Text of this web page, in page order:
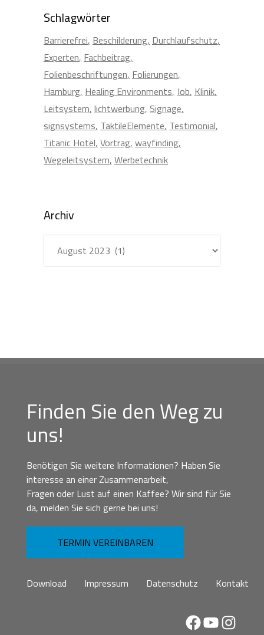
Schlagwörter
Barrierefrei Beschilderung Durchlaufschutz
Experten Fachbeitrag
Folienbeschriftungen Folierungen
Hamburg Healing Environments Job Klinik
Leitsystem lichtwerbung Signage
signsystems TaktileElemente Testimonial
Titanic Hotel Vortrag wayfinding
Wegeleitsystem Werbetechnik
Archiv
Finden Sie den Weg zu
uns!
Benötigen Sie weitere Informationen? Haben Sie
interesse an einer Zusammenarbeit,
Fragen oder Lust auf einen Kaffee? Wir sind für Sie
da, melden Sie sich gerne bei uns!
TERMIN VEREINBAREN
Download Impressum Datenschutz Kontakt
Facebook
YouTube